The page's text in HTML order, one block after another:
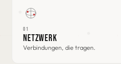
01
NETZWERK
Verbindungen, die tragen.